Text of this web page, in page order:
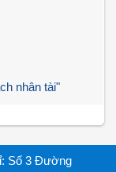
nhân tài"
Số 3 Đường